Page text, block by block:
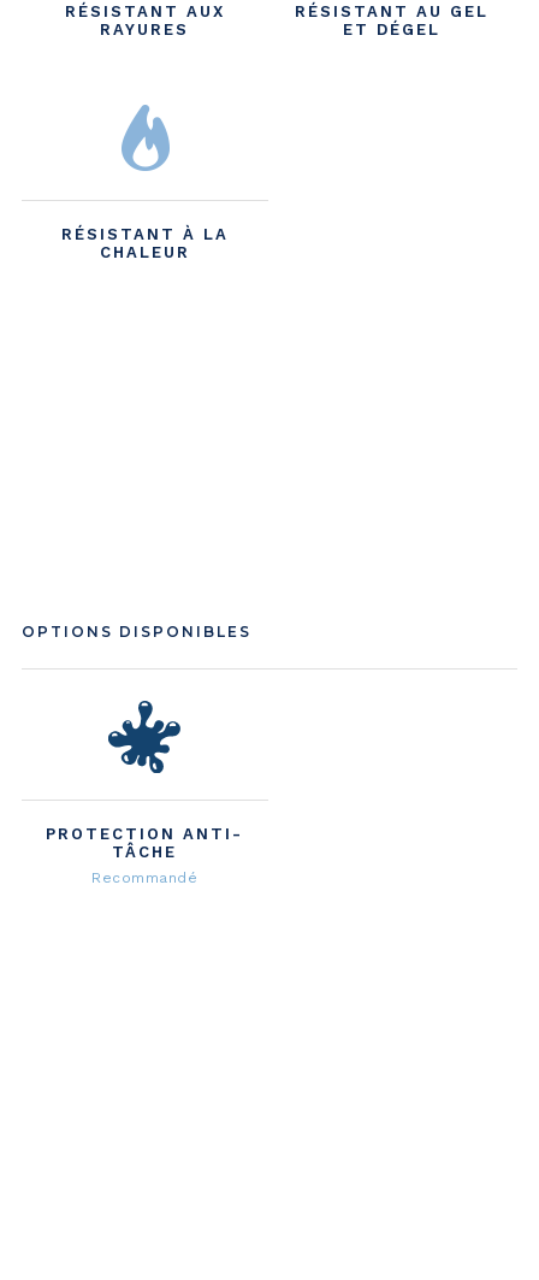
RÉSISTANT AUX
RAYURES
RÉSISTANT AU GEL
ET DÉGEL
RÉSISTANT À LA
CHALEUR
OPTIONS DISPONIBLES
PROTECTION ANTI-
TÂCHE
Recommandé